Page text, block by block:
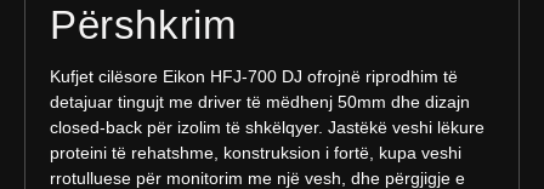
Përshkrim
Kufjet cilësore Eikon HFJ-700 DJ ofrojnë riprodhim të
detajuar tingujt me driver të mëdhenj 50mm dhe dizajn
closed-back për izolim të shkëlqyer. Jastëkë veshi lëkure
proteini të rehatshme, konstruksion i fortë, kupa veshi
rrotulluese për monitorim me një vesh, dhe përgjigje e